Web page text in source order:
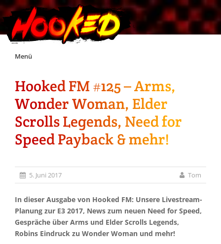
Skip
Menü
Unterstützt Hooked!
Exklusiv für Supporter*innen
Impressum
Jobs
Discord
Hooked FM #125 – Arms,
Wonder Woman, Elder
Scrolls Legends, Need for
Speed Payback & mehr!
5. Juni 2017 Tom
In dieser Ausgabe von Hooked FM: Unsere Livestream-
Planung zur E3 2017, News zum neuen Need for Speed,
Gespräche über Arms und Elder Scrolls Legends,
Robins Eindruck zu Wonder Woman und mehr!